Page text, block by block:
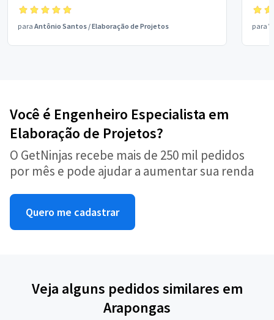
para Antônio Santos /Elaboração de Projetos para
Você é Engenheiro Especialista em
Elaboração de Projetos?
O GetNinjas recebe mais de 250 mil pedidos
por mês e pode ajudar a aumentar sua renda
Quero me cadastrar
Veja alguns pedidos similares em
Arapongas